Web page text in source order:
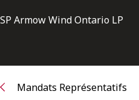
Réseau des anciens d’Osler
SP Armow Wind Ontario LP
Mandats Représentatifs